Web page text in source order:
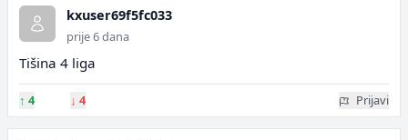
kxuser69f5fc033
prije 6 dana
Tišina 4 liga
↑ 4 ↓ 4 Prijavi